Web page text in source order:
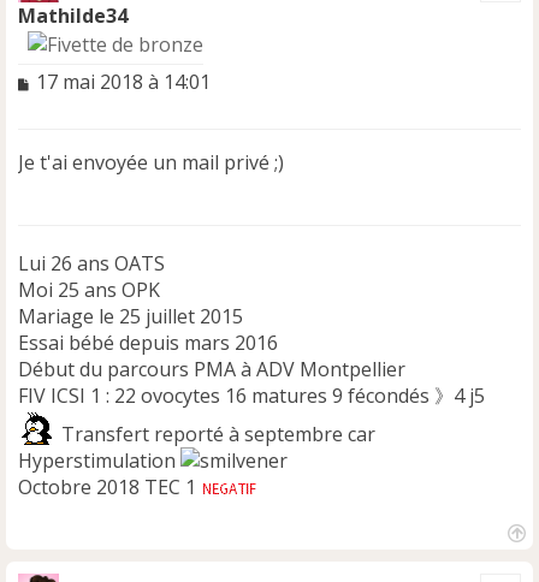
Mathilde34
M
a
o
n
l
u
17 mai 2018 à 14:01
Je t'ai envoyée un mail privé ;)
Lui 26 ans OATS
Moi 25 ans OPK
Mariage le 25 juillet 2015
Essai bébé depuis mars 2016
Début du parcours PMA à ADV Montpellier
FIV ICSI 1 : 22 ovocytes 16 matures 9 fécondés 》4 j5
Transfert reporté à septembre car
Hyperstimulation
Octobre 2018 TEC 1